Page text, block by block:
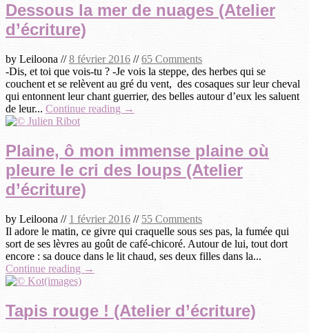
Dessous la mer de nuages (Atelier
d’écriture)
by Leiloona //8 février 2016 //65 Comments
-Dis, et toi que vois-tu ? -Je vois la steppe, des herbes qui se
couchent et se relèvent au gré du vent, des cosaques sur leur cheval
qui entonnent leur chant guerrier, des belles autour d’eux les saluent
de leur... Continue reading →
Plaine, ô mon immense plaine où
pleure le cri des loups (Atelier
d’écriture)
by Leiloona // 1 février 2016 // 55 Comments
Il adore le matin, ce givre qui craquelle sous ses pas, la fumée qui
sort de ses lèvres au goût de café-chicoré. Autour de lui, tout dort
encore : sa douce dans le lit chaud, ses deux filles dans la...
Continue reading →
Tapis rouge ! (Atelier d’écriture)